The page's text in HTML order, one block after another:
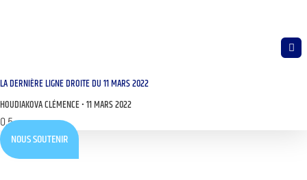
LA DERNIÈRE LIGNE DROITE DU 11 MARS 2022
HOUDIAKOVA CLÉMENCE 11 MARS 2022
NOUS SOUTENIR